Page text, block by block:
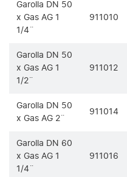
Garolla DN 50
x Gas AG 1
1/4¨
911010
Garolla DN 50
x Gas AG 1
1/2¨
911012
Garolla DN 50
x Gas AG 2¨
911014
Garolla DN 60
x Gas AG 1
1/4¨
911016